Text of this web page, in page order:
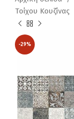
Τοίχου Κουζίνας
-29%